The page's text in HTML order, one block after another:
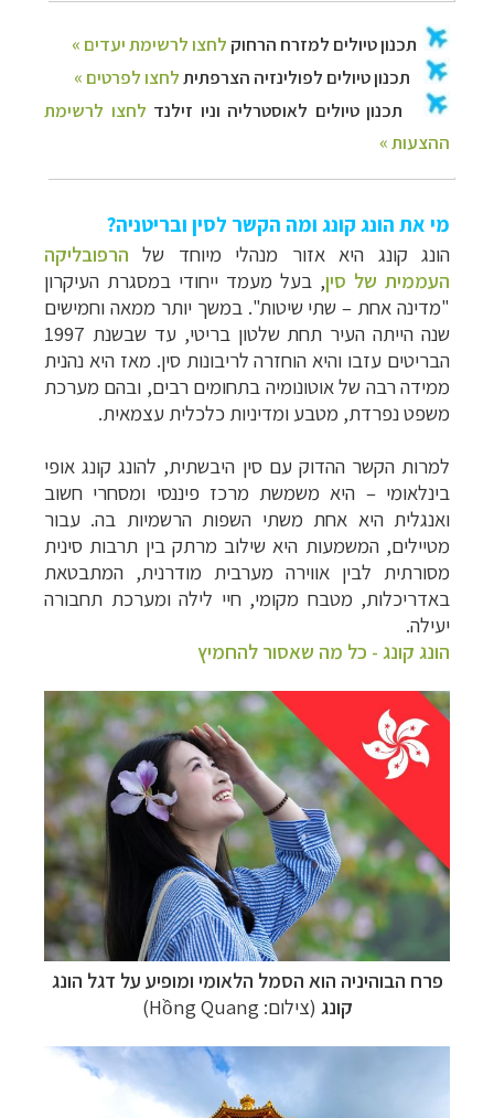
מי את הונג קונג ומה הקשר לסין ובריטניה?
הונג קונג היא אזור מנהלי מיוחד של הרפובליקה
העממית של סין, בעל מעמד ייחודי במסגרת העיקרון
"מדינה אחת – שתי שיטות". במשך יותר ממאה וחמישים
שנה הייתה העיר תחת שלטון בריטי, עד שבשנת 1997
הבריטים עזבו והיא הוחזרה לריבונות סין. מאז היא נהנית
ממידה רבה של אוטונומיה בתחומים רבים, ובהם מערכת
משפט נפרדת, מטבע ומדיניות כלכלית עצמאית.
למרות הקשר ההדוק עם סין היבשתית, להונג קונג אופי
בינלאומי – היא משמשת מרכז פיננסי ומסחרי חשוב
ואנגלית היא אחת משתי השפות הרשמיות בה. עבור
מטיילים, המשמעות היא שילוב מרתק בין תרבות סינית
מסורתית לבין אווירה מערבית מודרנית, המתבטאת
באדריכלות, מטבח מקומי, חיי לילה ומערכת תחבורה
יעילה.
הונג קונג - כל מה שאסור להחמיץ
פרח הבוהיניה הוא הסמל הלאומי ומופיע על דגל הונג
קונג (צילום: Hồng Quang)